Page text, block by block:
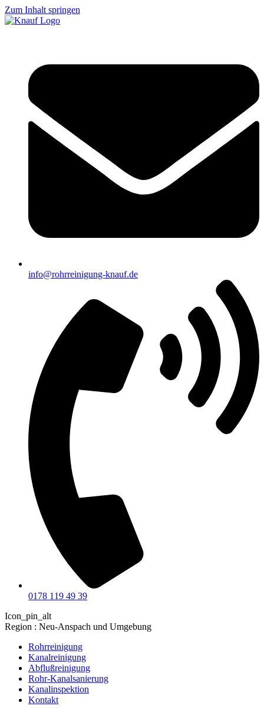
Zum Inhalt springen
info@rohrreinigung-knauf.de
0178 119 49 39
Icon_pin_alt
Region : Neu-Anspach und Umgebung
Rohrreinigung
Kanalreinigung
Abflußreinigung
Rohr-Kanalsanierung
Kanalinspektion
Kontakt